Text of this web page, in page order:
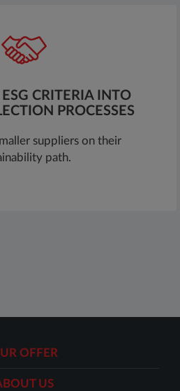
ESG CRITERIA INTO
PROCESSES
suppliers on their
path.
OFFER
US